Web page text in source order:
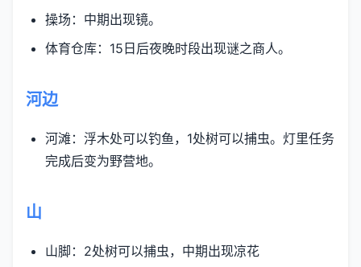
操场：中期出现镜。
体育仓库：15日后夜晚时段出现谜之商人。
河边
河滩：浮木处可以钓鱼，1处树可以捕虫。灯里任务
完成后变为野营地。
山
山脚：2处树可以捕虫，中期出现凉花